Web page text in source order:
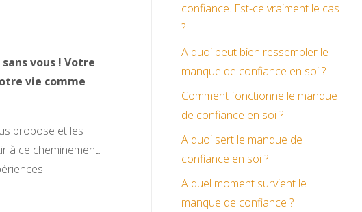
vous ! Votre
vie comme
propose et les
à ce cheminement.
confiance. Est-ce vraiment le cas
?
A quoi peut bien ressembler le
manque de confiance en soi ?
Comment fonctionne le manque
de confiance en soi ?
A quoi sert le manque de
confiance en soi ?
A quel moment survient le
manque de confiance ?